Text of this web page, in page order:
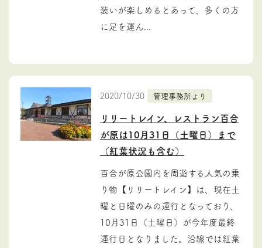
装いが楽しめるとあって、多くの方
に足を運ん...
2020/10/30 管理事務所より
リリートレイン、レストラン百合
が原は10月31日（土曜日）まで
（紅葉状況も含む）
百合が原公園内を周遊する人気の乗
り物【リリートレイン】は、現在土
曜と日曜のみの運行となっており、
10月31日（土曜日）が今年度最終
運行日となりました。沿線では紅葉